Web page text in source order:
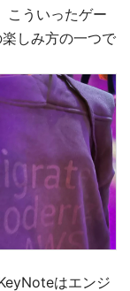
こういったゲー
しみ方の一つで
はエンジ